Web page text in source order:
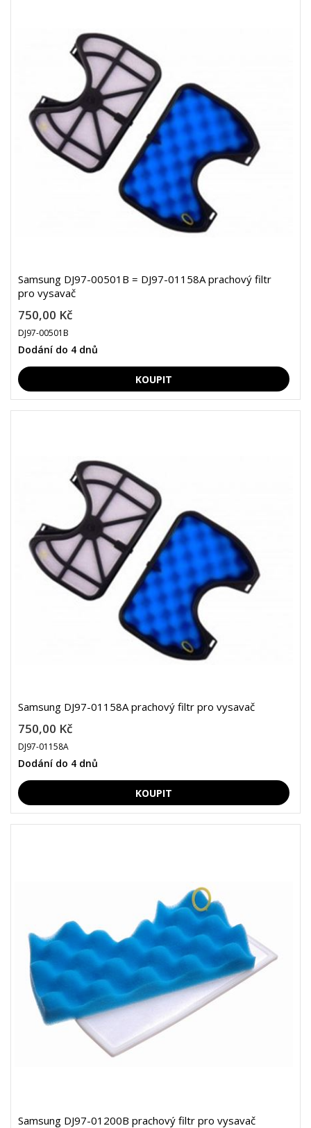
Samsung DJ97-00501B = DJ97-01158A prachový filtr
pro vysavač
750,00 Kč
DJ97-00501B
Dodání do 4 dnů
Samsung DJ97-01158A prachový filtr pro vysavač
750,00 Kč
DJ97-01158A
Dodání do 4 dnů
Samsung DJ97-01200B prachový filtr pro vysavač